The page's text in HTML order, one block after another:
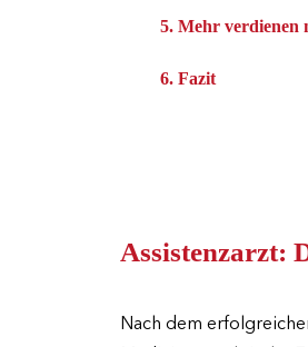
5. Mehr verdienen
6. Fazit
Assistenzarzt:
Nach dem